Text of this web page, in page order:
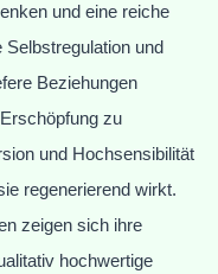
und eine reiche
Selbstregulation und
Beziehungen
zu
und Hochsensibilität
regenerierend wirkt.
zeigen sich ihre
hochwertige